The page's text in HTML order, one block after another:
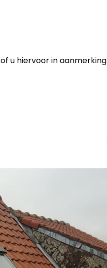
of u hiervoor in aanmerking